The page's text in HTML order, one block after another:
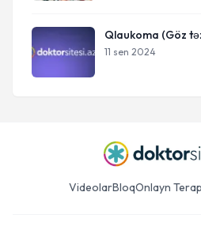
Qlaukoma (Göz
11 sen 2024
VideolarBloqOnlayn